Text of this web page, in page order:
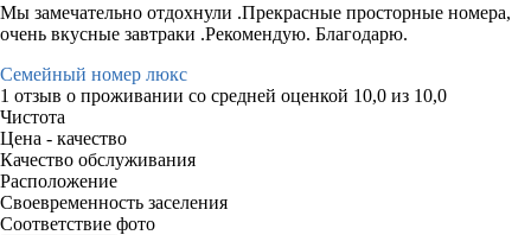
Мы замечательно отдохнули .Прекрасные просторные номера,
очень вкусные завтраки .Рекомендую. Благодарю.
Семейный номер люкс
1 отзыв о проживании со средней оценкой 10,0 из 10,0
Чистота
Цена - качество
Качество обслуживания
Расположение
Своевременность заселения
Соответствие фото